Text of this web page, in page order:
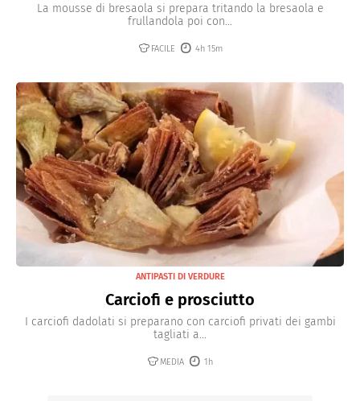
La mousse di bresaola si prepara tritando la bresaola e
frullandola poi con...
FACILE 4h 15m
ANTIPASTI DI VERDURE
Carciofi e prosciutto
I carciofi dadolati si preparano con carciofi privati dei gambi
tagliati a...
MEDIA 1h